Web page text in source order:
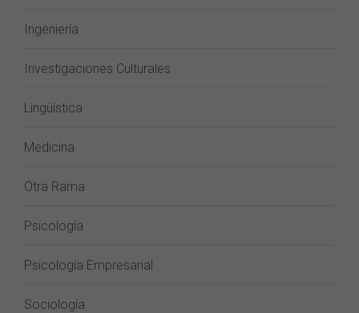
Ingeniería
Investigaciones Culturales
Lingüística
Medicina
Otra Rama
Psicología
Psicología Empresarial
Sociología